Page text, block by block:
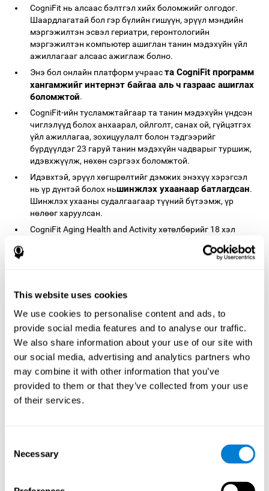
This website uses cookies
We use cookies to personalise content and ads, to
provide social media features and to analyse our traffic.
We also share information about your use of our site with
our social media, advertising and analytics partners who
may combine it with other information that you’ve
provided to them or that they’ve collected from your use
of their services.
Selection
Necessary
CogniFit нь алсаас бэлтгэл хийх боломжийг олгодог.
Шаардлагатай бол гэр бүлийн гишүүн, эрүүл мэндийн
мэргэжилтэн эсвэл гериатри, геронтологийн
мэргэжилтэн компьютер ашиглан танин мэдэхүйн үйл
ажиллагааг алсаас ажиглаж болно.
Энэ бол онлайн платформ учрааста CogniFit программ
хангамжийг интернэт байгаа аль ч газраас ашиглах
боломжтой.
CogniFit-ийн тусламжтайгаар та танин мэдэхүйн үндсэн
чиглэлүүд болох анхаарал, ойлголт, санах ой, гүйцэтгэх
үйл ажиллагаа, зохицуулалт болон тэдгээрийг
бүрдүүлдэг 23 гаруй танин мэдэхүйн чадварыг туршиж,
идэвхжүүлж, нөхөн сэргээх боломжтой.
Идэвхтэй, эрүүл хөгшрөлтийг дэмжих энэхүү хэрэгсэл
нь үр дүнтэй болох ньшинжлэх ухаанаар батлагдсан.
Шинжлэх ухааны судалгаагаар түүний бүтээмж, үр
нөлөөг харуулсан.
CogniFit Aging Health and Activity хөтөлбөрийг 18 хэл
эмнэлэг, эмнэлэг, эрүүл мэндийн байгууллага, төв,
хөгшин хүмүүсийн танин мэдэхүйн сэтгэл зүйг өдөөх,
нөхөн сэргээх чиглэлээр тэргүүлэгч болгодог.
CogniFit хэрхэн ажилладаг
вэ? Ахмад настанд зориулсан
танин мэдэхүйн үйл
ажиллагааг идэвхжүүлэх,
нөхөн сэргээх хэрэгсэл
эрдэмтэд, мэдрэлийн сэтгэл судлаачдын баг
боловсруулсан. CogniFit-ийн танин мэдэхүйн өдөөлт, нөхөн
дамжуулан танин мэдэхүйн үндсэн чадварыг идэвхжүүлж,